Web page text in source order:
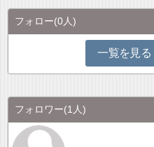
フォロー(0人)
一覧を見る
フォロワー(1人)